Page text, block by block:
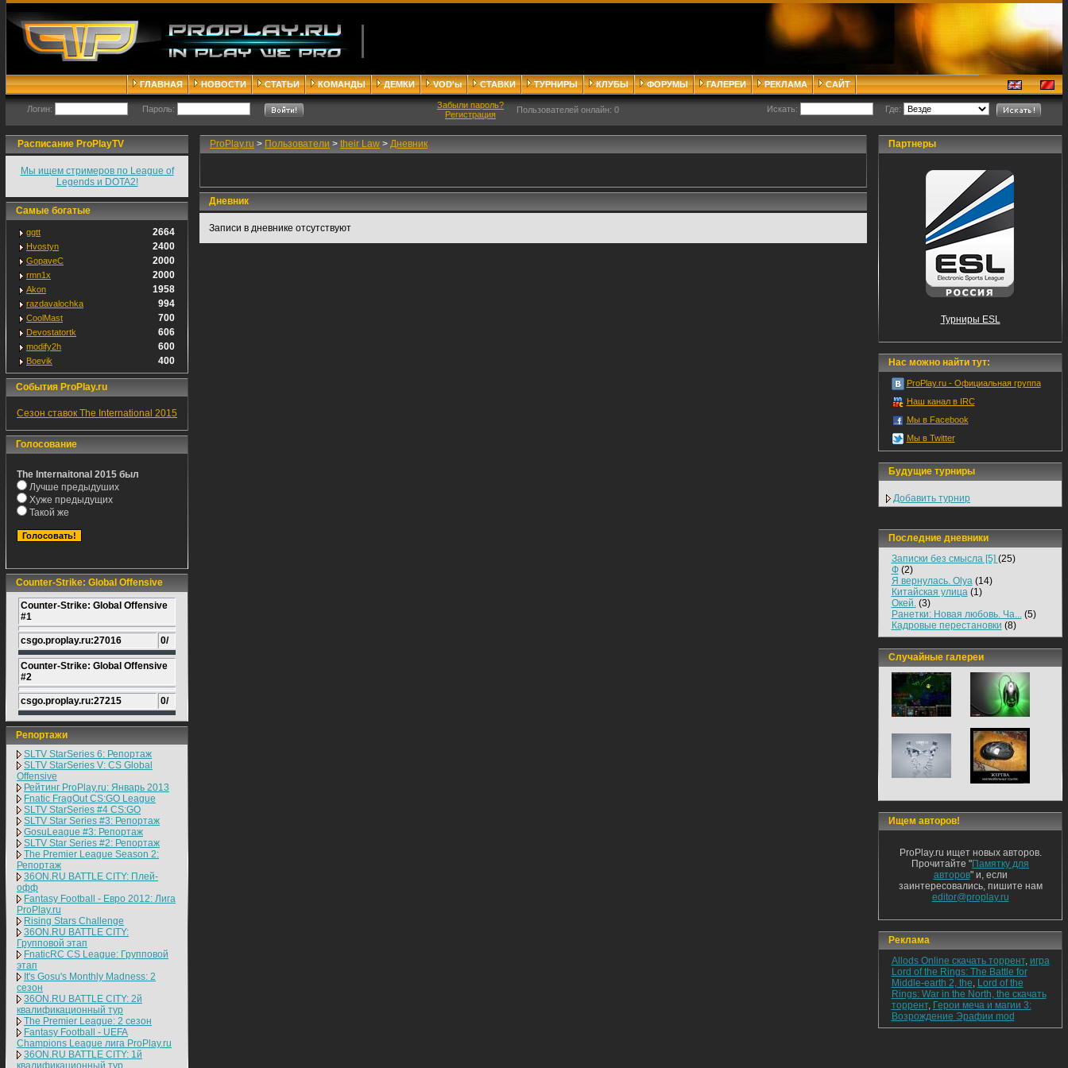
ГЛАВНАЯ НОВОСТИ СТАТЬИ КОМАНДЫ ДЕМКИ VOD'ы СТАВКИ ТУРНИРЫ КЛУБЫ ФОРУМЫ ГАЛЕРЕИ РЕКЛАМА САЙТ
Логин: Пароль:
Забыли пароль?
Регистрация
Пользователей онлайн: 0 Искать: Где:
Расписание ProPlayTV
Мы ищем стримеров по League of
Legends и DOTA2!
Самые богатые
ggtt 2664
Hvostyn 2400
GopaveC 2000
rmn1x 2000
Akon 1958
razdavalochka 994
CoolMast 700
Devostatortk 606
modify2h 600
Boevik 400
События ProPlay.ru
Сезон ставок The International 2015
Голосование
The Internaitonal 2015 был
Лучше предыдуших
Хуже предыдущих
Такой же
Counter-Strike: Global Offensive
Counter-Strike: Global Offensive
#1
csgo.proplay.ru:27016 0/
Counter-Strike: Global Offensive
#2
csgo.proplay.ru:27215 0/
Репортажи
SLTV StarSeries 6: Репортаж
SLTV StarSeries V: CS Global
Offensive
Рейтинг ProPlay.ru: Январь 2013
Fnatic FragOut CS:GO League
SLTV StarSeries #4 CS:GO
SLTV Star Series #3: Репортаж
GosuLeague #3: Репортаж
SLTV Star Series #2: Репортаж
The Premier League Season 2:
Репортаж
36ON.RU BATTLE CITY: Плей-
офф
Fantasy Football - Евро 2012: Лига
ProPlay.ru
Rising Stars Challenge
36ON.RU BATTLE CITY:
Групповой этап
FnaticRC CS League: Групповой
этап
It's Gosu's Monthly Madness: 2
сезон
36ON.RU BATTLE CITY: 2й
квалификационный тур
The Premier League: 2 cезон
Fantasy Football - UEFA
Champions League лига ProPlay.ru
36ON.RU BATTLE CITY: 1й
квалификационный тур
ProPlay.ru > Пользователи > their Law > Дневник
Дневник
Записи в дневнике отсутствуют
Партнеры
Турниры ESL
Нас можно найти тут:
ProPlay.ru - Официальная группа
Наш канал в IRC
Мы в Facebook
Мы в Twitter
Будущие турниры
Добавить турнир
Последние дневники
Записки без смысла [5] (25)
Ф(2)
Я вернулась. Olya(14)
Китайская улица(1)
Окей.(3)
Ранетки: Новая любовь. Ча...(5)
Кадровые перестановки (8)
Случайные галереи
Ищем авторов!
ProPlay.ru ищет новых авторов.
Прочитайте "Памятку для
авторов" и, если
заинтересовались, пишите нам
editor@proplay.ru
Реклама
Allods Online скачать торрент, игра
Lord of the Rings: The Battle for
Middle-earth 2, the, Lord of the
Rings: War in the North, the скачать
торрент, Герои меча и магии 3:
Возрождение Эрафии mod